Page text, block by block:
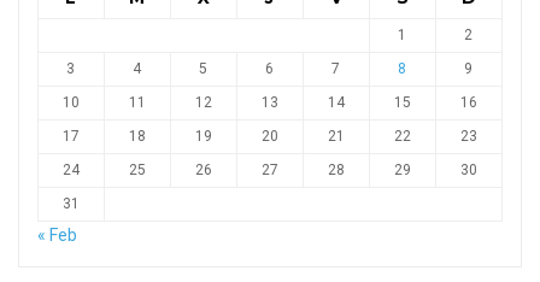
1
2
3
4 5 6 7 8
9
10
11 12 13 14 15
16
17
18 19 20 21 22
23
24
25 26 27 28 29
30
31
« Feb